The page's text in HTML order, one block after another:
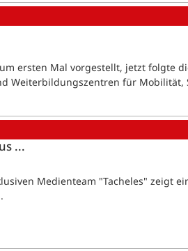
ersten Mal vorgestellt, jetzt folgte
Weiterbildungszentren für Mobilität,
...
Medienteam "Tacheles" zeigt